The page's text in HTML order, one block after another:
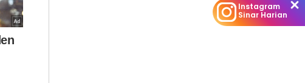
Instagram
Sinar Harian